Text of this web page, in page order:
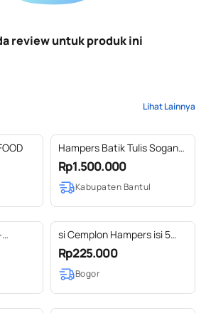
review untuk produk ini
Lihat Lainnya
Hampers Batik Tulis Sogan
Jogja
Rp1.500.000
Kabupaten Bantul
si Cemplon Hampers isi 5
pouch All Varian
Rp225.000
Bogor